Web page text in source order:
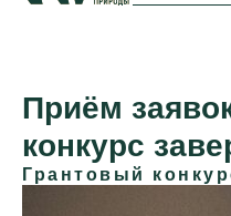
Приём
конкурс
Грантовый